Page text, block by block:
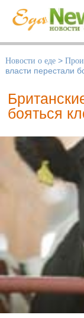
Новости о еде >
власти перестали
бояться